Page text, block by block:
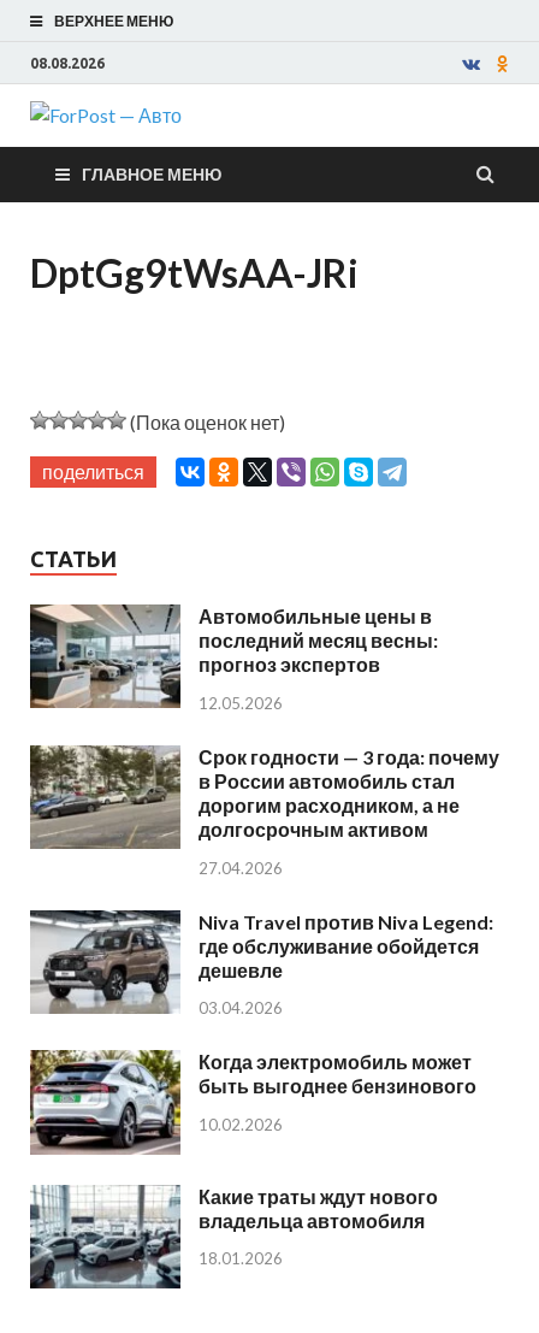
ВЕРХНЕЕ МЕНЮ
08.08.2026
ForPost —
Авто
ГЛАВНОЕ МЕНЮ
DptGg9tWsAA-JRi
(Пока оценок нет)
поделиться
СТАТЬИ
Автомобильные цены в
последний месяц весны:
прогноз экспертов
12.05.2026
Срок годности — 3 года: почему
в России автомобиль стал
дорогим расходником, а не
долгосрочным активом
27.04.2026
Niva Travel против Niva Legend:
где обслуживание обойдется
дешевле
03.04.2026
Когда электромобиль может
быть выгоднее бензинового
10.02.2026
Какие траты ждут нового
владельца автомобиля
18.01.2026